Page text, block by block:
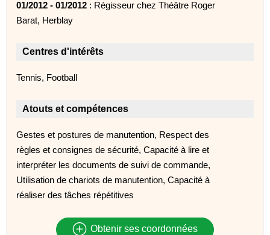
01/2012 - 01/2012 : Régisseur chez Théâtre Roger
Barat, Herblay
Centres d'intérêts
Tennis, Football
Atouts et compétences
Gestes et postures de manutention, Respect des
règles et consignes de sécurité, Capacité à lire et
interpréter les documents de suivi de commande,
Utilisation de chariots de manutention, Capacité à
réaliser des tâches répétitives
Obtenir ses coordonnées